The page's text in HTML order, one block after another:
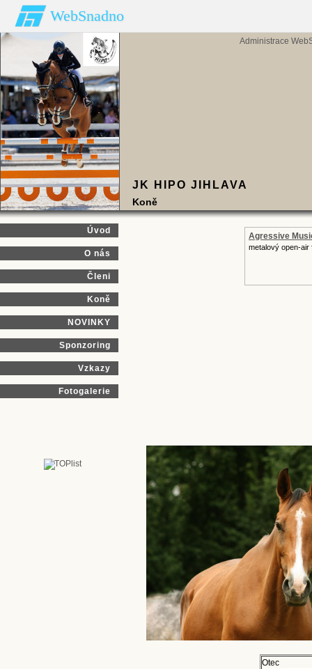
WebSnadno
Administrace
JK HIPO JIHLAVA
Koně
Úvod
O nás
Členi
Koně
NOVINKY
Sponzoring
Vzkazy
Fotogalerie
Agressive
metalový open-air
Otec